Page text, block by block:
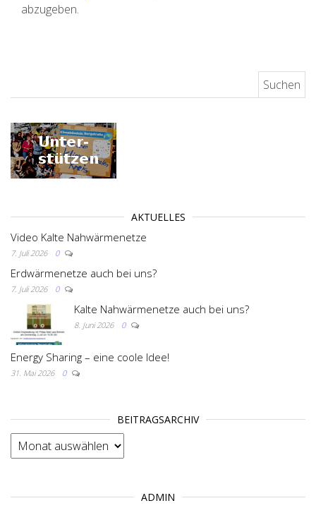
abzugeben.
AKTUELLES
Video Kalte Nahwärmenetze
7. Juli 2026 0
Erdwärmenetze auch bei uns?
7. Juli 2026 0
Kalte Nahwärmenetze auch bei uns?
8. Juni 2026 0
Energy Sharing – eine coole Idee!
31. Mai 2026 0
BEITRAGSARCHIV
BEITRAGSARCHIV
ADMIN